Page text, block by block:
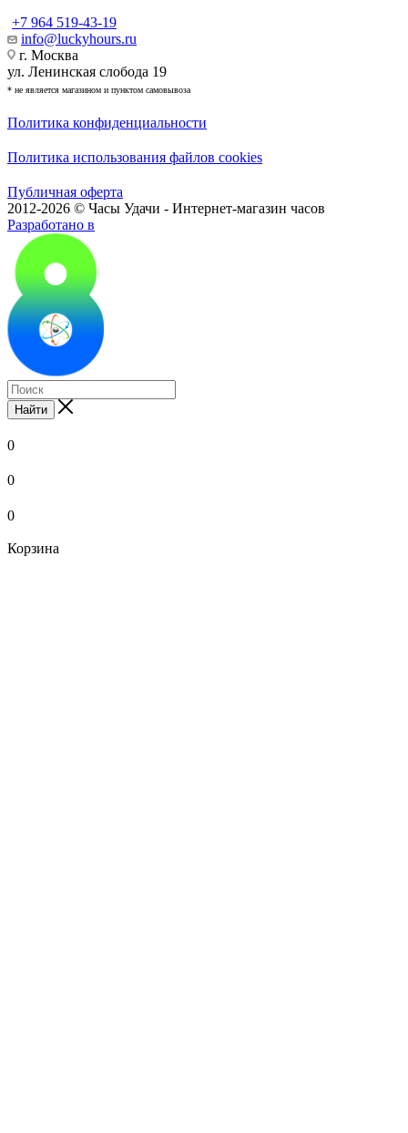
+7 964 519-43-19
info@luckyhours.ru
г. Москва
ул. Ленинская слобода 19
* не является магазином и пунктом самовывоза
Политика конфиденциальности
Политика использования файлов cookies
Публичная оферта
2012-2026 © Часы Удачи - Интернет-магазин часов
Разработано в
Найти
0
0
0
Корзина